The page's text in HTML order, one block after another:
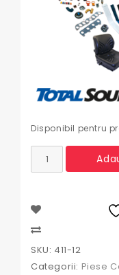
Disponibil pentru
Cantitate
frana
Case
IH
SKU: 411-12
Categorii: Piese